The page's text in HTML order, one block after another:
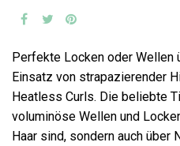
Perfekte Locken oder Wellen
Einsatz von strapazierender
Heatless Curls. Die beliebte
voluminöse Wellen und
Haar sind, sondern auch über